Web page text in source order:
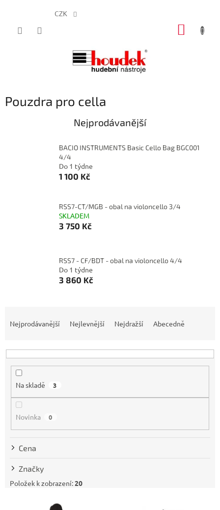
CZK
Pouzdra pro cella
Nejprodávanější
BACIO INSTRUMENTS Basic Cello Bag BGC001
4/4
Do 1 týdne
1 100 Kč
RSS7-CT/MGB - obal na violoncello 3/4
SKLADEM
3 750 Kč
RSS7 - CF/BDT - obal na violoncello 4/4
Do 1 týdne
3 860 Kč
n
Nejprodávanější Nejlevnější Nejdražší Abecedně
Na skladě 3
Novinka 0
Cena
Značky
Položek k zobrazení:20